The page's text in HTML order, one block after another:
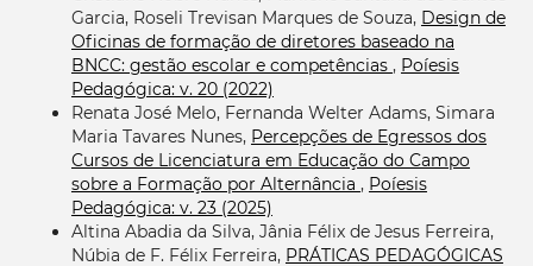
Garcia, Roseli Trevisan Marques de Souza, Design de
Oficinas de formação de diretores baseado na
BNCC: gestão escolar e competências , Poíesis
Pedagógica: v. 20 (2022)
Renata José Melo, Fernanda Welter Adams, Simara
Maria Tavares Nunes, Percepções de Egressos dos
Cursos de Licenciatura em Educação do Campo
sobre a Formação por Alternância , Poíesis
Pedagógica: v. 23 (2025)
Altina Abadia da Silva, Jânia Félix de Jesus Ferreira,
Núbia de F. Félix Ferreira, PRÁTICAS PEDAGÓGICAS